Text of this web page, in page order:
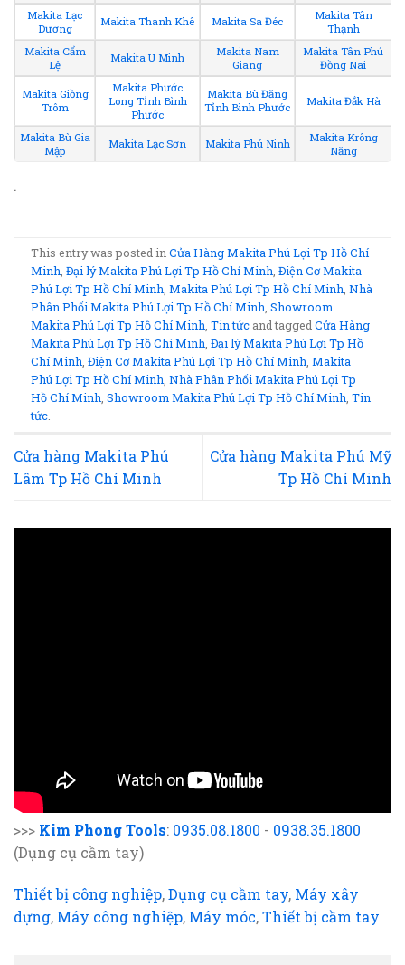
Makita Lạc
Dương
Makita Thanh Khê Makita Sa Đéc
Makita Tân
Thạnh
Makita Cẩm
Lệ
Makita U Minh
Makita Nam
Giang
Makita Tân Phú
Đồng Nai
Makita Giồng
Trôm
Makita Phước
Long Tỉnh Bình
Phước
Makita Bù Đăng
Tỉnh Bình Phước
Makita Đắk Hà
Makita Bù Gia
Mập
Makita Lạc Sơn Makita Phú Ninh
Makita Krông
Năng
.
This entry was posted inCửa Hàng Makita Phú Lợi Tp Hồ Chí
Minh ,Đại lý Makita Phú Lợi Tp Hồ Chí Minh ,Điện Cơ Makita
Phú Lợi Tp Hồ Chí Minh ,Makita Phú Lợi Tp Hồ Chí Minh ,Nhà
Phân Phối Makita Phú Lợi Tp Hồ Chí Minh ,Showroom
Makita Phú Lợi Tp Hồ Chí Minh ,Tin tức and taggedCửa Hàng
Makita Phú Lợi Tp Hồ Chí Minh ,Đại lý Makita Phú Lợi Tp Hồ
Chí Minh ,Điện Cơ Makita Phú Lợi Tp Hồ Chí Minh ,Makita
Phú Lợi Tp Hồ Chí Minh ,Nhà Phân Phối Makita Phú Lợi Tp
Hồ Chí Minh ,Showroom Makita Phú Lợi Tp Hồ Chí Minh ,Tin
tức
Cửa hàng Makita Phú
Lâm Tp Hồ Chí Minh
Cửa hàng Makita Phú Mỹ
Tp Hồ Chí Minh
>>> Kim Phong Tools: 0935.08.1800 - 0938.35.1800
(Dụng cụ cầm tay)
Thiết bị công nghiệp,Dụng cụ cầm tay, Máy xây
dựng, Máy công nghiệp, Máy móc,Thiết bị cầm tay